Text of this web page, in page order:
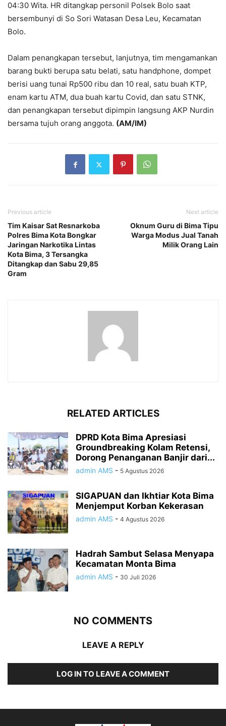
04:30 Wita. HR ditangkap personil Polsek Bolo saat
bersembunyi di So Sori Watasan Desa Leu, Kecamatan
Bolo.
Dalam penangkapan tersebut, lanjutnya, tim mengamankan
barang bukti berupa satu belati, satu handphone, dompet
berisi uang tunai Rp500 ribu dan 10 real, satu buah KTP,
enam kartu ATM, dua buah kartu Covid, dan satu STNK,
dan penangkapan tersebut dipimpin langsung AKP Nurdin
bersama tujuh orang anggota. (AM/IM)
Previous article
Tim Kaisar Sat Resnarkoba
Polres Bima Kota Bongkar
Jaringan Narkotika Lintas
Kota Bima, 3 Tersangka
Ditangkap dan Sabu 29,85
Gram
Next article
Oknum Guru di Bima Tipu
Warga Modus Jual Tanah
Milik Orang Lain
RELATED ARTICLES
DPRD Kota Bima Apresiasi
Groundbreaking Kolam Retensi,
Dorong Penanganan Banjir dari...
admin AMS - 5 Agustus 2026
SIGAPUAN dan Ikhtiar Kota Bima
Menjemput Korban Kekerasan
admin AMS - 4 Agustus 2026
Hadrah Sambut Selasa Menyapa
Kecamatan Monta Bima
admin AMS - 30 Juli 2026
NO COMMENTS
LEAVE A REPLY
LOG IN TO LEAVE A COMMENT